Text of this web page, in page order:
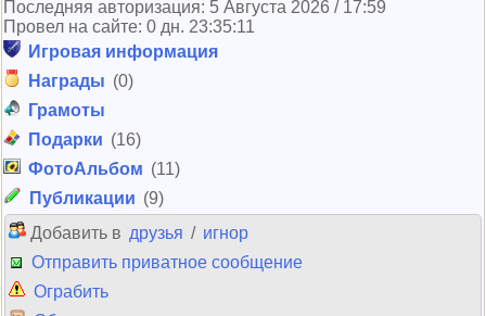
Последняя авторизация: 5 Августа 2026 / 17:59
Провел на сайте: 0 дн. 23:35:11
Игровая информация
Награды (0)
Грамоты
Подарки (16)
ФотоАльбом (11)
Публикации (9)
Добавить в друзья / игнор
Отправить приватное сообщение
Ограбить